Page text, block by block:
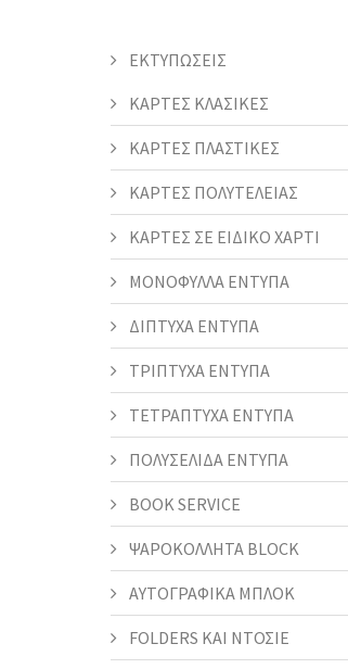
ΕΚΤΥΠΩΣΕΙΣ
ΚΑΡΤΕΣ ΚΛΑΣΙΚΕΣ
ΚΑΡΤΕΣ ΠΛΑΣΤΙΚΕΣ
ΚΑΡΤΕΣ ΠΟΛΥΤΕΛΕΙΑΣ
ΚΑΡΤΕΣ ΣΕ ΕΙΔΙΚΟ ΧΑΡΤΙ
ΜΟΝΟΦΥΛΛΑ ΕΝΤΥΠΑ
ΔΙΠΤΥΧΑ ΕΝΤΥΠΑ
ΤΡΙΠΤΥΧΑ ΕΝΤΥΠΑ
ΤΕΤΡΑΠΤΥΧΑ ΕΝΤΥΠΑ
ΠΟΛΥΣΕΛΙΔΑ ΕΝΤΥΠΑ
BOOK SERVICE
ΨΑΡΟΚΟΛΛΗΤΑ BLOCK
ΑΥΤΟΓΡΑΦΙΚΑ ΜΠΛΟΚ
FOLDERS KAI ΝΤΟΣΙΕ